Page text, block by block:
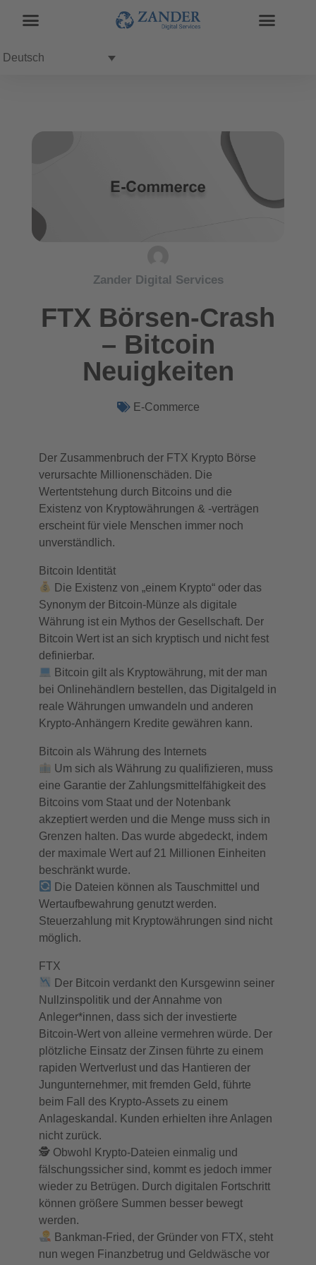
Deutsch
Zander Digital Services
FTX Börsen-Crash
– Bitcoin
Neuigkeiten
E-Commerce
Der Zusammenbruch der FTX Krypto Börse
verursachte Millionenschäden. Die
Wertentstehung durch Bitcoins und die
Existenz von Kryptowährungen & -verträgen
erscheint für viele Menschen immer noch
unverständlich.
Bitcoin Identität
Die Existenz von „einem Krypto“ oder das
Synonym der Bitcoin-Münze als digitale
Währung ist ein Mythos der Gesellschaft. Der
Bitcoin Wert ist an sich kryptisch und nicht fest
definierbar.
Bitcoin gilt als Kryptowährung, mit der man
bei Onlinehändlern bestellen, das Digitalgeld in
reale Währungen umwandeln und anderen
Krypto-Anhängern Kredite gewähren kann.
Bitcoin als Währung des Internets
Um sich als Währung zu qualifizieren, muss
eine Garantie der Zahlungsmittelfähigkeit des
Bitcoins vom Staat und der Notenbank
akzeptiert werden und die Menge muss sich in
Grenzen halten. Das wurde abgedeckt, indem
der maximale Wert auf 21 Millionen Einheiten
beschränkt wurde.
Die Dateien können als Tauschmittel und
Wertaufbewahrung genutzt werden.
Steuerzahlung mit Kryptowährungen sind nicht
möglich.
FTX
Der Bitcoin verdankt den Kursgewinn seiner
Nullzinspolitik und der Annahme von
Anleger*innen, dass sich der investierte
Bitcoin-Wert von alleine vermehren würde. Der
plötzliche Einsatz der Zinsen führte zu einem
rapiden Wertverlust und das Hantieren der
Jungunternehmer, mit fremden Geld, führte
beim Fall des Krypto-Assets zu einem
Anlageskandal. Kunden erhielten ihre Anlagen
nicht zurück.
🕵️ Obwohl Krypto-Dateien einmalig und
fälschungssicher sind, kommt es jedoch immer
wieder zu Betrügen. Durch digitalen Fortschritt
können größere Summen besser bewegt
werden.
Bankman-Fried, der Gründer von FTX, steht
nun wegen Finanzbetrug und Geldwäsche vor